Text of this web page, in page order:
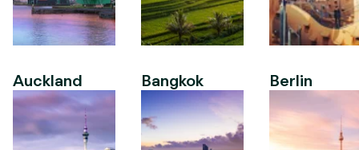
Auckland Bangkok Berlin